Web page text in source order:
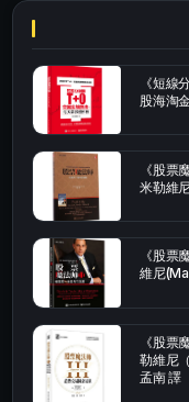
《短線
股海淘
《股票
米勒維
《股票
維尼
《股票
勒維尼
孟南 譯